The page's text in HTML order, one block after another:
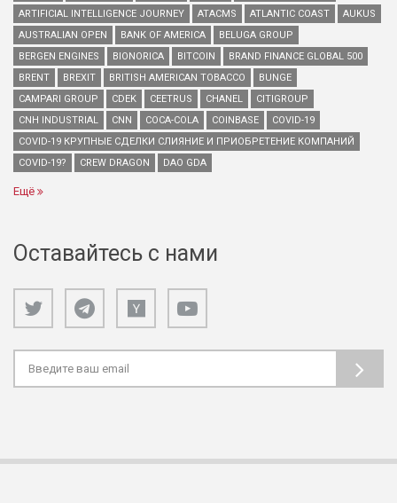
ARTIFICIAL INTELLIGENCE JOURNEY
ATACMS ATLANTIC COAST
AUKUS
AUSTRALIAN OPEN
BANK OF AMERICA
BELUGA GROUP
BERGEN ENGINES
BIONORICA BITCOIN
BRAND FINANCE GLOBAL 500
BRENT
BREXIT BRITISH AMERICAN TOBACCO
BUNGE
CAMPARI GROUP
CDEK CEETRUS CHANEL
CITIGROUP
CNH INDUSTRIAL
CNN COCA-COLA COINBASE
COVID-19
COVID-19 КРУПНЫЕ СДЕЛКИ СЛИЯНИЕ И ПРИОБРЕТЕНИЕ КОМПАНИЙ
COVID-19?
CREW DRAGON DAO GDA
Ещё
Оставайтесь с нами